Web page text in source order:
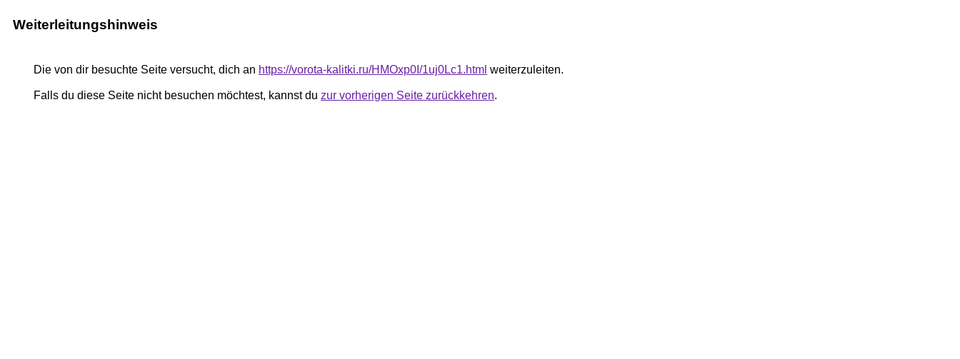
Weiterleitungshinweis
Die von dir besuchte Seite versucht, dich an https://vorota-kalitki.ru/HMOxp0I/1uj0Lc1.html weiterzuleiten.
Falls du diese Seite nicht besuchen möchtest, kannst du zur vorherigen Seite zurückkehren.